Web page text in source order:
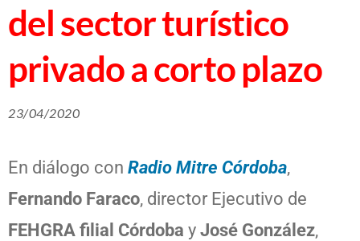
del sector turístico
privado a corto plazo
23/04/2020
En diálogo con Radio Mitre Córdoba,
Fernando Faraco, director Ejecutivo de
FEHGRA filial Córdoba y José González,